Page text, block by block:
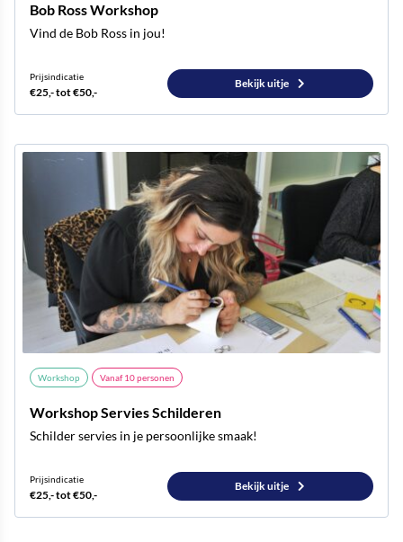
Bob Ross Workshop
Vind de Bob Ross in jou!
Prijsindicatie
€25,- tot €50,-
Bekijk uitje
Workshop Vanaf10personen
Workshop Servies Schilderen
Schilder servies in je persoonlijke smaak!
Prijsindicatie
€25,- tot €50,-
Bekijk uitje